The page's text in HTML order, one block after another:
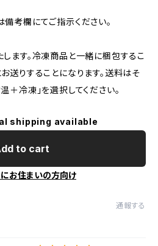
考欄にてご指示ください。
します。冷凍商品と一緒に梱包するこ
送りすることになります。送料はそ
＋冷凍」を選択してください。
shipping available
to cart
お住まいの方向け
通報する